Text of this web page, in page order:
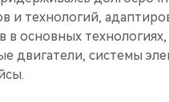
и технологий,
в основных
двигатели, системы